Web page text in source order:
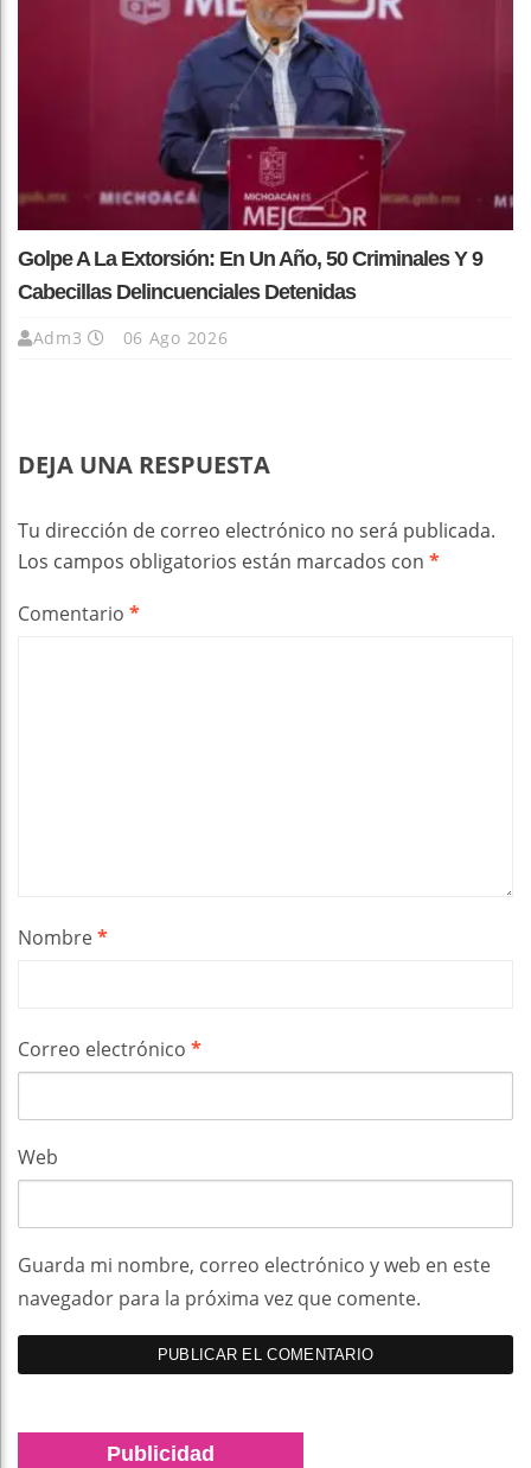
Golpe A La Extorsión: En Un Año, 50 Criminales Y 9
Cabecillas Delincuenciales Detenidas
Adm3 06 Ago 2026
DEJA UNA RESPUESTA
Tu dirección de correo electrónico no será publicada.
Los campos obligatorios están marcados con *
Comentario *
Nombre*
Correo electrónico *
Web
Guarda mi nombre, correo electrónico y web en este
navegador para la próxima vez que comente.
Publicidad